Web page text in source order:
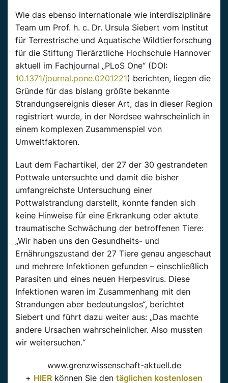
Wie das ebenso internationale wie interdisziplinäre
Team um Prof. h. c. Dr. Ursula Siebert vom Institut
für Terrestrische und Aquatische Wildtierforschung
für die Stiftung Tierärztliche Hochschule Hannover
aktuell im Fachjournal „PLoS One“ (DOI:
10.1371/journal.pone.0201221) berichten, liegen die
Gründe für das bislang größte bekannte
Strandungsereignis dieser Art, das in dieser Region
registriert wurde, in der Nordsee wahrscheinlich in
einem komplexen Zusammenspiel von
Umweltfaktoren.
Laut dem Fachartikel, der 27 der 30 gestrandeten
Pottwale untersuchte und damit die bisher
umfangreichste Untersuchung einer
Pottwalstrandung darstellt, konnte fanden sich
keine Hinweise für eine Erkrankung oder aktute
traumatische Schwächung der betroffenen Tiere:
„Wir haben uns den Gesundheits- und
Ernährungszustand der 27 Tiere genau angeschaut
und mehrere Infektionen gefunden – einschließlich
Parasiten und eines neuen Herpesvirus. Diese
Infektionen waren im Zusammenhang mit den
Strandungen aber bedeutungslos“, berichtet
Siebert und führt dazu weiter aus: „Das machte
andere Ursachen wahrscheinlicher. Also mussten
wir weitersuchen.“
www.grenzwissenschaft-aktuell.de
+ HIER können Sie den täglichen kostenlosen